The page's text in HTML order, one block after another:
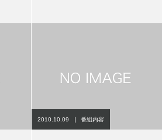
2010.10.09 番組内容